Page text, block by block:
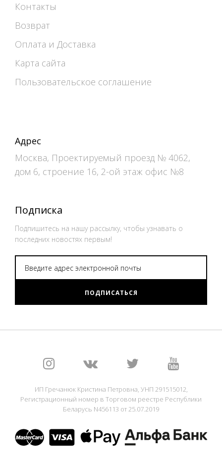
Контакты
Возврат
Оплата и Доставка
Карта сайта
Пользовательское соглашение
Адрес
Москва, Проектируемый проезд № 4062,
дом 6, строение 16, 2-ой этаж офис №8
Подписка
Подпишитесь на нашу рассылку, чтобы узнавать о
последних новостях первым!
ПОДПИСАТЬСЯ
ИП Гречанюк Кристина Петровна, УНП 291515012,
Регистрационный номер в Торговом реестре Республики
Беларусь N456113 от 25.07.2019